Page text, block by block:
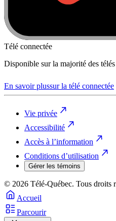
Télé connectée
Disponible sur la majorité des
En savoir plussur la télé connectée
Vie privée
Accessibilité
Accès à l’information
Conditions d’utilisation
Gérer les témoins
© 2026 Télé-Québec. Tous droits
Accueil
Parcourir